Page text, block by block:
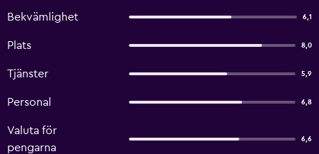
Bekvämlighet 6,1
Plats 8,0
Tjänster 5,9
Personal 6,8
Valuta för
pengarna
6,6